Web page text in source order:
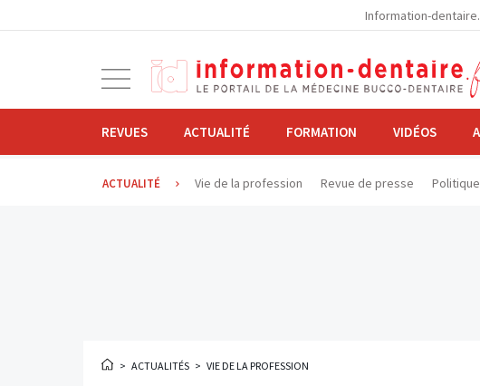
Information-
navigation
REVUES ACTUALITÉ FORMATION VIDÉOS
ACTUALITÉ Vie de la profession Revue de presse
> ACTUALITÉS > VIE DE LA PROFESSION